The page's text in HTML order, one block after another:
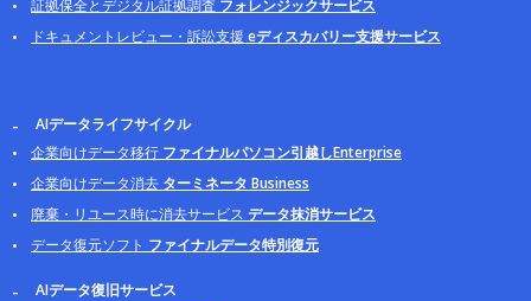
証拠保全とデジタル証拠調査 フォレンジックサービス
ドキュメントレビュー・訴訟支援 eディスカバリー支援サービス
AIデータライフサイクル
企業向けデータ移行 ファイナルパソコン引越しEnterprise
企業向けデータ消去 ターミネータ Business
廃棄・リユース時に消去サービス データ抹消サービス
データ復元ソフト ファイナルデータ特別復元
AIデータ復旧サービス